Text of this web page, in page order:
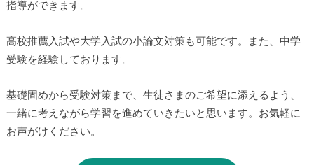
指導ができます。
高校推薦入試や大学入試の小論文対策も可能です。また、中学
受験を経験しております。
基礎固めから受験対策まで、生徒さまのご希望に添えるよう、
一緒に考えながら学習を進めていきたいと思います。お気軽に
お声がけください。